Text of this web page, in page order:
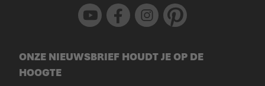
Youtube Facebook Instagram Pinterest
ONZE NIEUWSBRIEF HOUDT JE OP DE
HOOGTE